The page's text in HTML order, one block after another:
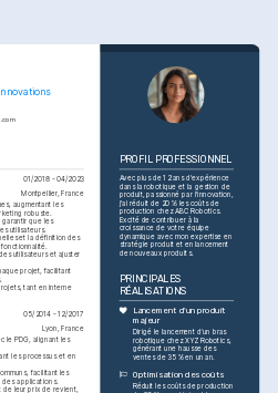
01/2018 - 04/2023
Montpellier, France
augmentant les
robuste.
garantir que les
utilisateurs.
et la définition des
utilisateurs et ajuster
projet, facilitant
tant en interne
05/2014 - 12/2017
Lyon, France
le PDG, alignant les
les processus et en
facilitant les
des applications.
de leur prix de revient,
PROFIL PROFESSIONNEL
Avec plus de 12 ans d'expérience
dans la robotique et la gestion de
produit, passionné par l'innovation,
j'ai réduit de 20 % les coûts de
production chez ABC Robotics.
Excité de contribuer à la
croissance de votre équipe
dynamique avec mon expertise en
stratégie produit et en lancement
de nouveaux produits.
PRINCIPALES
RÉALISATIONS
Lancement d'un produit
majeur
Dirigé le lancement d’un bras
robotique chez XYZ Robotics,
générant une hausse des
ventes de 35 % en un an.
Optimisation des coûts
Réduit les coûts de production